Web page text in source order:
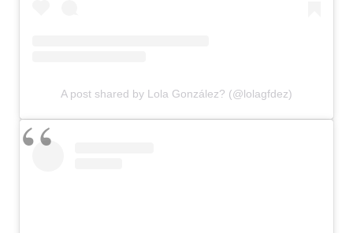
A post shared by Lola González? (@lolagfdez)